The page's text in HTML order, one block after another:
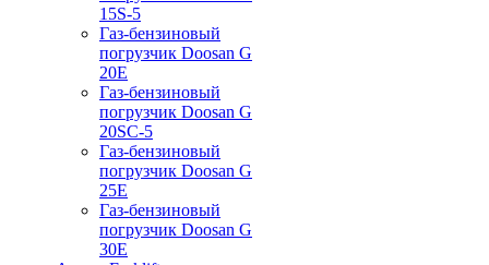
15S-5
Газ-бензиновый
погрузчик Doosan G
20E
Газ-бензиновый
погрузчик Doosan G
20SC-5
Газ-бензиновый
погрузчик Doosan G
25E
Газ-бензиновый
погрузчик Doosan G
30E